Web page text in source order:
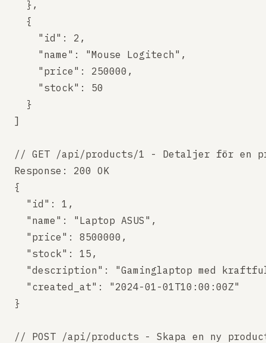
  },
  {
    "id": 2,
    "name": "Mouse Logitech",
    "price": 250000,
    "stock": 50
  }
]
// GET /api/products/1 - Detaljer för en
Response: 200 OK
{
  "id": 1,
  "name": "Laptop ASUS",
  "price": 8500000,
  "stock": 15,
"description": "Gaminglaptop med
  "created_at": "2024-01-01T10:00:00Z"
}
// POST /api/products - Skapa en ny